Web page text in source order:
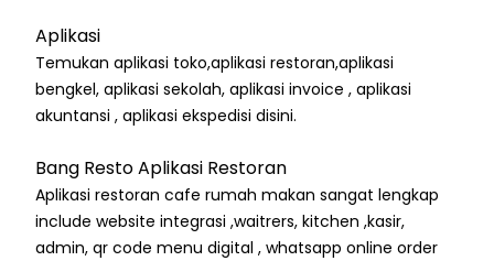
Aplikasi
Temukan aplikasi toko,aplikasi restoran,aplikasi
bengkel, aplikasi sekolah, aplikasi invoice , aplikasi
akuntansi , aplikasi ekspedisi disini.
Bang Resto Aplikasi Restoran
Aplikasi restoran cafe rumah makan sangat lengkap
include website integrasi ,waitrers, kitchen ,kasir,
admin, qr code menu digital , whatsapp online order